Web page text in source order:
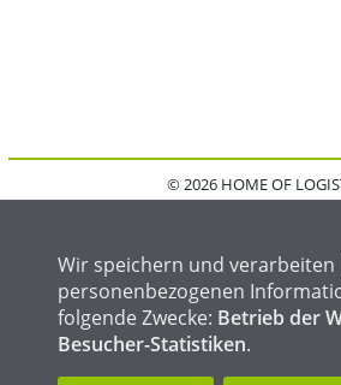
© 2026 HOME OF
FAQ
HOME OF WELDING
Wir speichern und verarbeiten
personenbezogenen
folgende Zwecke: Betrieb der
Besucher-Statistiken.